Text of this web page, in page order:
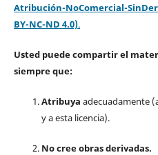
Atribución-NoComercial-
BY-NC-ND 4.0).
Usted puede compartir el
siempre que:
Atribuya adecuadamente
y a esta licencia).
No cree obras derivadas.